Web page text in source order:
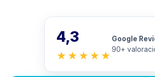
4,3
★★★★★
Google
90+